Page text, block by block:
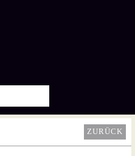
ZURÜCK